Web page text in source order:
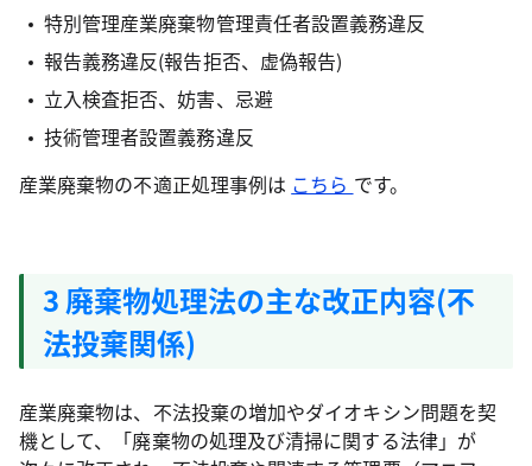
特別管理産業廃棄物管理責任者設置義務違反
報告義務違反(報告拒否、虚偽報告)
立入検査拒否、妨害、忌避
技術管理者設置義務違反
産業廃棄物の不適正処理事例は こちら です。
3 廃棄物処理法の主な改正内容(不
法投棄関係)
産業廃棄物は、不法投棄の増加やダイオキシン問題を契
機として、「廃棄物の処理及び清掃に関する法律」が